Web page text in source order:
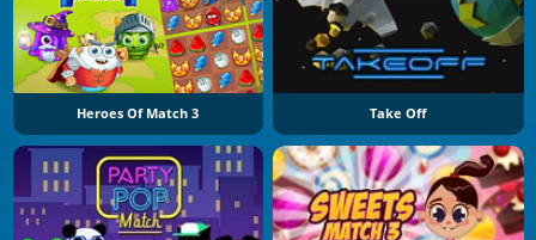
Heroes Of Match 3 Take Off